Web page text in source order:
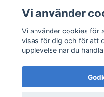
Sociala medier
Vi använder
Vi använder cookies för
visas för dig och för att
upplevelse när du